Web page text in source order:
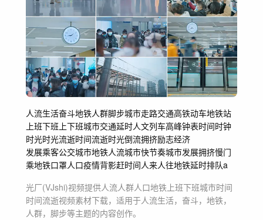
人流生活奋斗地铁人群脚步城市走路交通高铁动车地铁站
上班下班 上下班城市交通延时人文列车高峰钟表时间时钟
时光时光流逝时间流逝时光倒流拥挤励志经济
发展乘客公交城市地铁人流城市快节奏城市发展拥挤慢门
乘地铁口罩人口疫情背影赶时间人来人往地铁延时排队a
光厂(VJshi)视频提供人流人群人口地铁上班下班城市时间
时间流逝视频素材下载，适用于人流生活，奋斗，地铁，
人群，脚步等主题的内容创作。